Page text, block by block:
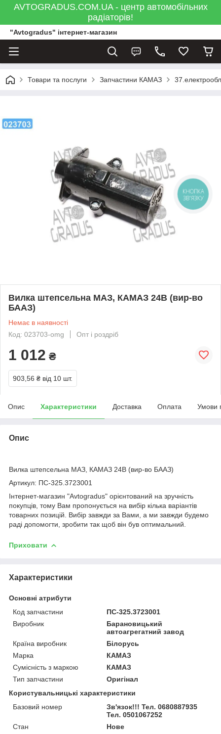
AVTOGRADUS.COM.UA - центр автомобільних
радіаторів!
"Avtogradus" інтернет-магазин
Товари та послуги Запчастини КАМАЗ
Вилка штепсельна МАЗ, КАМАЗ 24В (вир-во
БААЗ)
Немає в наявності
Код: 023703-omg
Опт і роздріб
1 012 ₴
903,56 ₴ від 10 шт.
Опис Характеристики Доставка Оплата Умови
Опис
Вилка штепсельна МАЗ, КАМАЗ 24В (вир-во БААЗ)
Артикул: ПС-325.3723001
Інтернет-магазин "Avtogradus" орієнтований на зручність
покупців, тому Вам пропонується на вибір кілька варіантів
товарних позицій. Вибір завжди за Вами, а ми завжди будемо
раді допомогти, зробити так щоб він був оптимальний.
Приховати
Характеристики
Основні атрибути
Код запчастини
ПС-325.3723001
Виробник
Барановицький
автоагрегатний завод
Країна виробник
Білорусь
Марка
КАМАЗ
Сумісність з маркою
КАМАЗ
Тип запчастини
Оригінал
Користувальницькі характеристики
Базовий номер
Зв'язок!!! Тел. 0680887935
Тел. 0501067252
Стан
Нове
КНОПКА
ЗВ'ЯЗКУ